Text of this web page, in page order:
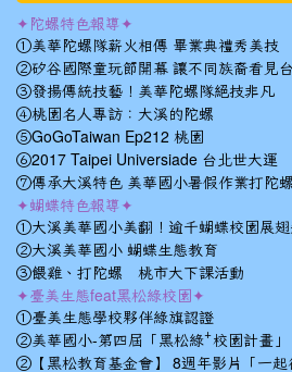
✦陀螺特色報導✦
①美華陀螺隊薪火相傳 畢業典禮秀美技
②矽谷國際童玩節開幕 讓不同族裔看見
③發揚傳統技藝！美華陀螺隊絕技非凡
④桃園名人專訪：大溪的陀螺
⑤GoGoTaiwan Ep212 桃園
⑥2017 Taipei Universiade 台北世大運
⑦傳承大溪特色 美華國小暑假作業打陀螺
✦蝴蝶特色報導✦
①大溪美華國小美翻！逾千蝴蝶校園展翅
②大溪美華國小 蝴蝶生態教育
③餵雞、打陀螺 桃市大下課活動
✦臺美生態feat黑松綠校園✦
①臺美生態學校夥伴綠旗認證
②美華國小-第四屆「黑松綠⁺校園計畫」
②【黑松教育基金會】 8週年影片「一起